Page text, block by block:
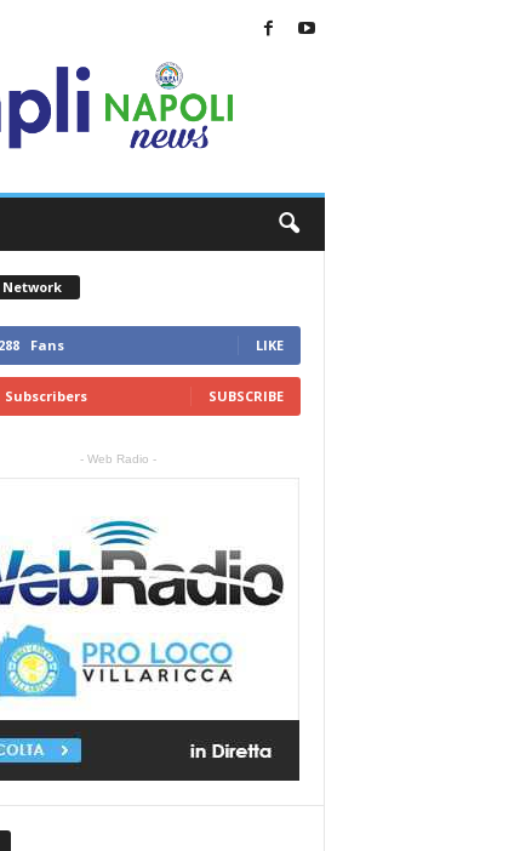
Fans LIKE
Subscribers SUBSCRIBE
- Web Radio -